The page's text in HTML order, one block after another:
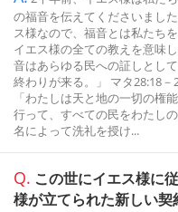
の福音を伝えてくださいまし
ス様なので、福音とは私たち
イエス様の全ての教えを意味
音はあらゆる民への証しとし
終わりが来る。」 マタ28:18－
「わたしは天と地の一切の権
行って、すべての民をわたし
名によって洗礼を授け...
Q. この世にイエス様に
様が立てられた新しい